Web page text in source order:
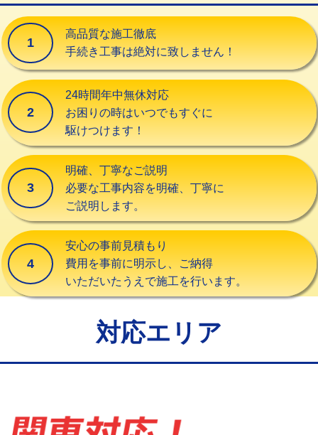
交換・取付(単水栓（壁付・デッキ
式）)
13,200円+材料費
交換・取付(混合水栓（壁付・デッキ
式・ワンホール）)
16,500円+材料費
交換・取付(排水栓・排水トラップ
（P/S/ポップアップ））
交換・取付（その他部品）
持込商品取付（単水栓）
持込商品取付（混合水栓） 16,500円
持込商品取付（浄水器・分岐水栓） 16,500円
給水管工事※（ホール加工)
給水管工事※（バンド止め) 3,300円
給水管工事※（保温材使用（バンド止
5,500円
給水管工事※（塩ビ管（VP・HI）使
1
高品質な施工徹底
手続き工事は絶対に致しません！
2
24時間年中無休対応
お困りの時はいつでもすぐに
駆けつけます！
3
明確、丁寧なご説明
必要な工事内容を明確、丁寧に
ご説明します。
4
安心の事前見積もり
費用を事前に明示し、ご納得
いただいたうえで施工を行います。
対応エリア